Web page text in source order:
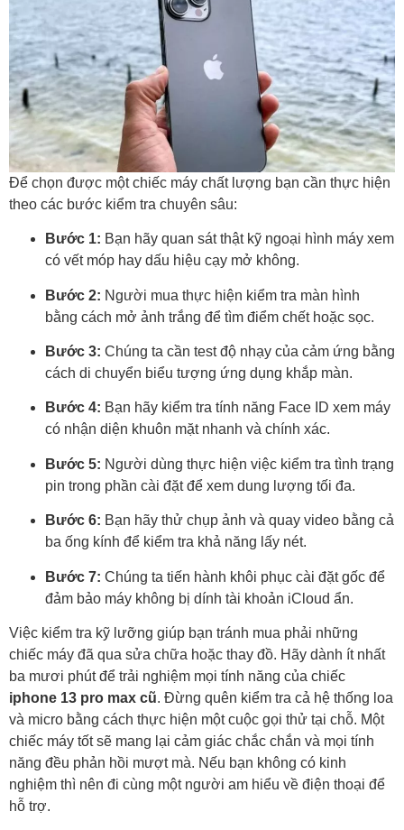
Để chọn được một chiếc máy chất lượng bạn cần thực hiện
theo các bước kiểm tra chuyên sâu:
Bước 1: Bạn hãy quan sát thật kỹ ngoại hình máy xem
có vết móp hay dấu hiệu cạy mở không.
Bước 2: Người mua thực hiện kiểm tra màn hình
bằng cách mở ảnh trắng để tìm điểm chết hoặc sọc.
Bước 3: Chúng ta cần test độ nhạy của cảm ứng bằng
cách di chuyển biểu tượng ứng dụng khắp màn.
Bước 4: Bạn hãy kiểm tra tính năng Face ID xem máy
có nhận diện khuôn mặt nhanh và chính xác.
Bước 5: Người dùng thực hiện việc kiểm tra tình trạng
pin trong phần cài đặt để xem dung lượng tối đa.
Bước 6: Bạn hãy thử chụp ảnh và quay video bằng cả
ba ống kính để kiểm tra khả năng lấy nét.
Bước 7: Chúng ta tiến hành khôi phục cài đặt gốc để
đảm bảo máy không bị dính tài khoản iCloud ẩn.
Việc kiểm tra kỹ lưỡng giúp bạn tránh mua phải những
chiếc máy đã qua sửa chữa hoặc thay đồ. Hãy dành ít nhất
ba mươi phút để trải nghiệm mọi tính năng của chiếc
iphone 13 pro max cũ. Đừng quên kiểm tra cả hệ thống loa
và micro bằng cách thực hiện một cuộc gọi thử tại chỗ. Một
chiếc máy tốt sẽ mang lại cảm giác chắc chắn và mọi tính
năng đều phản hồi mượt mà. Nếu bạn không có kinh
nghiệm thì nên đi cùng một người am hiểu về điện thoại để
hỗ trợ.